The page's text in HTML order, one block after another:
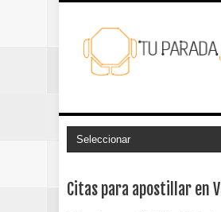
Citas para apostillar en